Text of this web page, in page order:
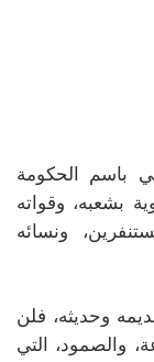
باسم الحكومة
بشعبه، وقواته
ونسائه
وحديثه، فلن
والصمود، التي